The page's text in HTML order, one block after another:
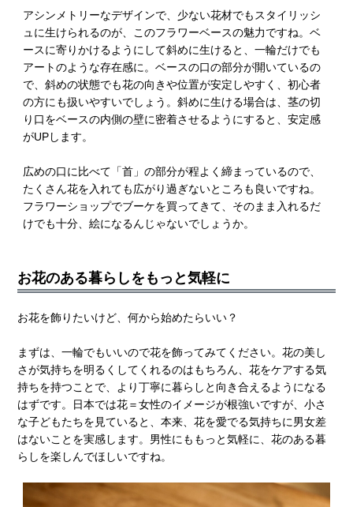
アシンメトリーなデザインで、少ない花材でもスタイリッシ
ュに生けられるのが、このフラワーベースの魅力ですね。ベ
ースに寄りかけるようにして斜めに生けると、一輪だけでも
アートのような存在感に。ベースの口の部分が開いているの
で、斜めの状態でも花の向きや位置が安定しやすく、初心者
の方にも扱いやすいでしょう。斜めに生ける場合は、茎の切
り口をベースの内側の壁に密着させるようにすると、安定感
がUPします。
広めの口に比べて「首」の部分が程よく締まっているので、
たくさん花を入れても広がり過ぎないところも良いですね。
フラワーショップでブーケを買ってきて、そのまま入れるだ
けでも十分、絵になるんじゃないでしょうか。
お花のある暮らしをもっと気軽に
お花を飾りたいけど、何から始めたらいい？
まずは、一輪でもいいので花を飾ってみてください。花の美し
さが気持ちを明るくしてくれるのはもちろん、花をケアする気
持ちを持つことで、より丁寧に暮らしと向き合えるようになる
はずです。日本では花＝女性のイメージが根強いですが、小さ
な子どもたちを見ていると、本来、花を愛でる気持ちに男女差
はないことを実感します。男性にももっと気軽に、花のある暮
らしを楽しんでほしいですね。